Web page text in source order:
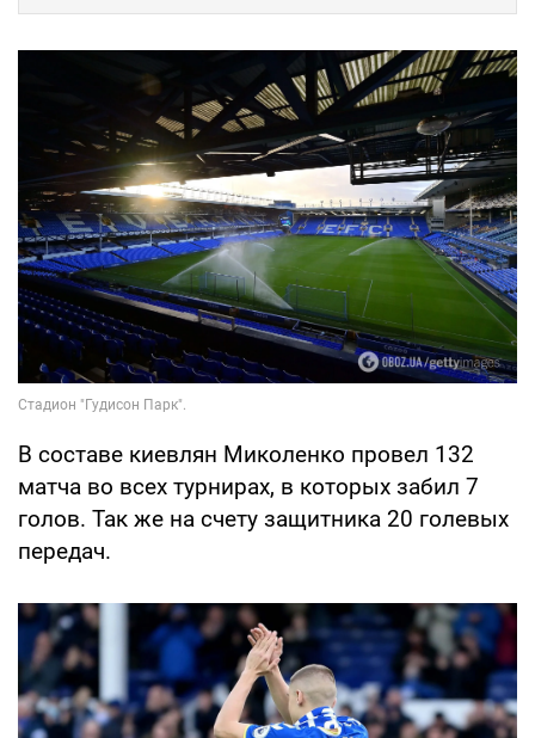
В составе киевлян Миколенко провел 132
матча во всех турнирах, в которых забил 7
голов. Так же на счету защитника 20 голевых
передач.